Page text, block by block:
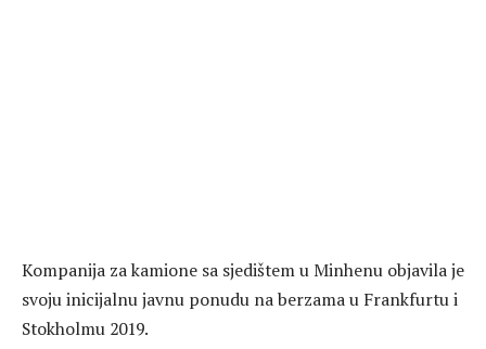
Kompanija za kamione sa sjedištem u Minhenu objavila je
svoju inicijalnu javnu ponudu na berzama u Frankfurtu i
Stokholmu 2019.